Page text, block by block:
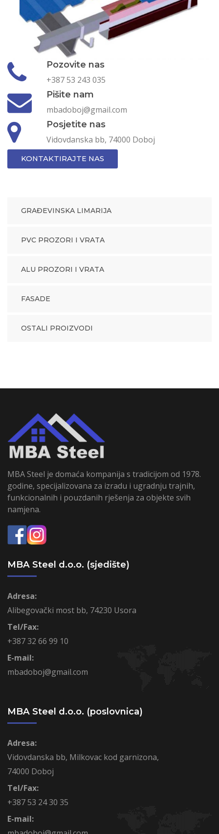
GRAĐEVINSKA LIMARIJA
PVC PROZORI I VRATA
ALU PROZORI I VRATA
FASADE
OSTALI PROIZVODI
Pozovite nas
+387 53 243 035
Pišite nam
mbadoboj@gmail.com
Posjetite nas
Vidovdanska bb, 74000 Doboj
KONTAKTIRAJTE NAS
MBA Steel je domaća kompanija s tradicijom od 1978.
godine, specijalizovana za izradu i ugradnju trajnih,
funkcionalnih i pouzdanih rješenja za objekte svih
namjena.
MBA Steel d.o.o. (sjedište)
Adresa:
Alibegovački most bb, 74230 Usora
Tel/Fax:
+387 32 66 99 10
E-mail:
mbadoboj@gmail.com
MBA Steel d.o.o. (poslovnica)
Adresa:
Vidovdanska bb, Milkovac kod garnizona,
74000 Doboj
Tel/Fax:
+387 53 24 30 35
E-mail: